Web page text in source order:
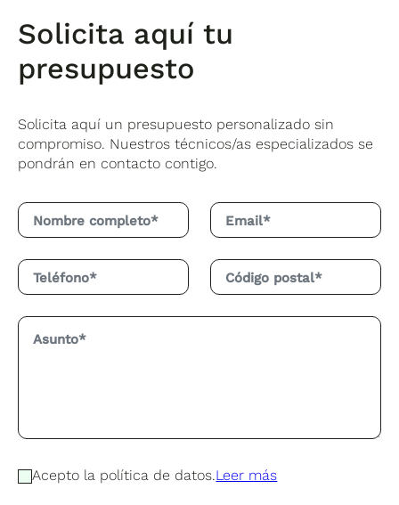
Solicita aquí tu
presupuesto
Solicita aquí un presupuesto personalizado sin
compromiso. Nuestros técnicos/as especializados se
pondrán en contacto contigo.
Acepto la política de datos.Leer más